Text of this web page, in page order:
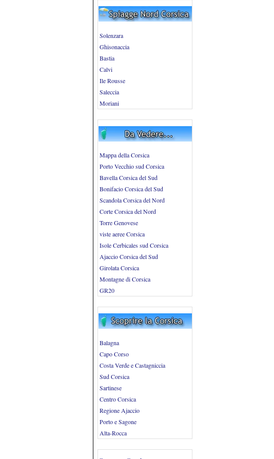
Solenzara
Ghisonaccia
Bastia
Calvi
Ile Rousse
Saleccia
Moriani
Mappa della Corsica
Porto Vecchio sud Corsica
Bavella Corsica del Sud
Bonifacio Corsica del Sud
Scandola Corsica del Nord
Corte Corsica del Nord
Torre Genovese
viste aeree Corsica
Isole Cerbicales sud Corsica
Ajaccio Corsica del Sud
Girolata Corsica
Montagne di Corsica
GR20
Balagna
Capo Corso
Costa Verde e Castagniccia
Sud Corsica
Sartinese
Centro Corsica
Regione Ajaccio
Porto e Sagone
Alta-Rocca